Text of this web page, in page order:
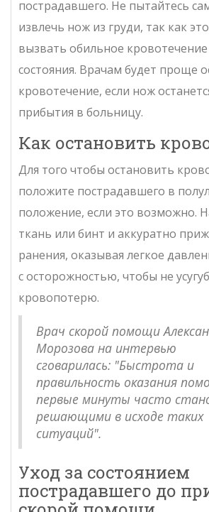
пострадавшего. Не пытайтесь
извлечь нож из груди, так как
вызвать обильное
состояния. Врачам будет проще
кровотечение, если нож
прибытия в больницу.
Как остановить
Для того чтобы остановить
положите пострадавшего в
положение, если это возможно.
ткань или бинт и аккуратно
ранения, оказывая легкое
с осторожностью, чтобы не
кровопотерю.
Врач скорой помощи
Морозова на интервью
сговарилась: "Быстрота и
правильность оказания
первые минуты часто
решающими в исходе таких
ситуаций".
Уход за состоянием
пострадавшего до